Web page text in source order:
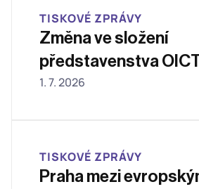
TISKOVÉ ZPRÁVY
Změna ve složení
představenstva
1. 7. 2026
TISKOVÉ ZPRÁVY
Praha mezi